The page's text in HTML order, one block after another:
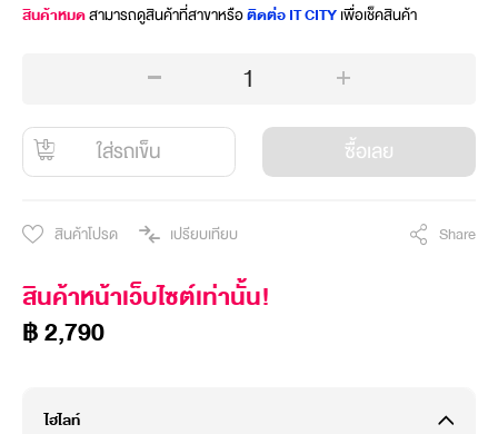
สินค้าหมดสามารถดูสินค้าที่สาขาหรือติดต่อ IT CITYเพื่อเช็คสินค้า
1
ใส่รถเข็น ซื้อเลย
สินค้าโปรด เปรียบเทียบ Share
สินค้าหน้าเว็บไซต์เท่านั้น!
฿ 2,790
ไฮไลท์